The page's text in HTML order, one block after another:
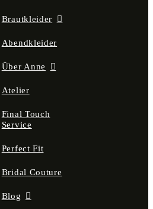
Brautkleider
Abendkleider
Über Anne
Atelier
Final Touch
Service
Perfect Fit
Bridal Couture
Blog